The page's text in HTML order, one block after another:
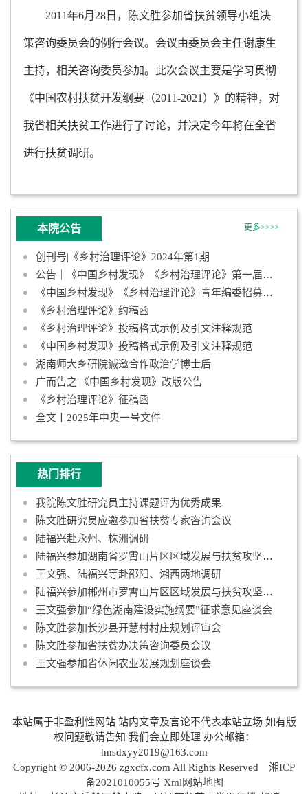
2011年6月 28 日，陈文胜参加省扶贫领导小组决
策咨询委员会的例行会议。会议由委员会主任谢康生
主持，相关咨询委员参加。此次会议主要是学习贯彻
《中国农村扶贫开发纲要（2011-2021 ）》的精神，对
我省相关扶贫工作进行了讨论，并决定今年将在全省
进行扶贫调研。
本院公告 更多>>>>
创刊号|《乡村治理评论》2024年第1期
公告｜《中国乡村发现》《乡村治理评论》第一届青年编委会成员名
《中国乡村发现》《乡村治理评论》青年编委招募启事
《乡村治理评论》约稿函
《乡村治理评论》投稿格式示例及引文注释规范
《中国乡村发现》投稿格式示例及引文注释规范
湖南师大乡研院诚邀合作政治学博士后
广而告之|《中国乡村发现》改版公告
《乡村治理评论》征稿函
全文丨2025年中央一号文件
热门排行
我院陈文胜研究员主持课题评为优秀成果
陈文胜研究员应邀参加省扶贫专家咨询会议
陆福兴赴永州、株洲调研
陆福兴参加湖南省罗霄山片区区域发展与扶贫攻坚规划调研
王文强、陆福兴等赴邵阳、湘西两地调研
陆福兴参加郴州市罗霄山片区区域发展与扶贫攻坚规划编制工作汇报
王文强参加“绿色湖南建设实施纲要”征求意见座谈会
陈文胜参加长沙县开慧村村庄规划评审会
陈文胜参加省扶贫办决策咨询委员会议
王文强参加省休闲农业发展规划座谈会
本站属于非盈利性网站 站内文章及言论不代表本站立场 如有版
权问题敬请告知 我们会立即处理 办公邮箱：
hnsdxyy2019@163.com
Copyright © 2006-2026 zgxcfx.com All Rights Reserved 湘ICP
备2021010055号 Xml网站地图